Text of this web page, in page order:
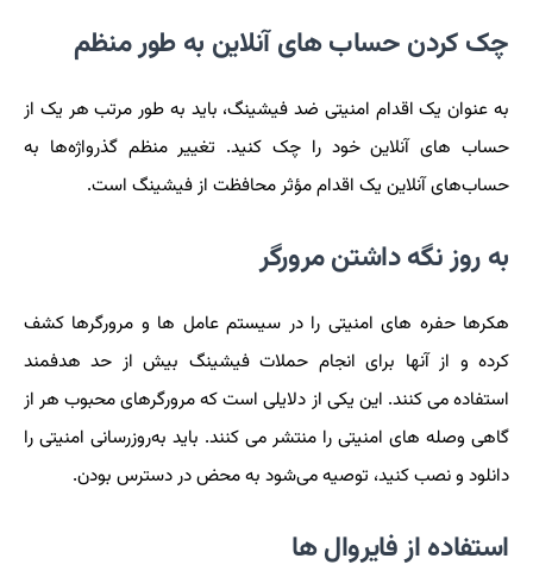
چک کردن حساب های آنلاین به طور منظم
به عنوان یک اقدام امنیتی ضد فیشینگ، باید به طور مرتب هر یک از
حساب های آنلاین خود را چک کنید. تغییر منظم گذرواژه‌ها به
حساب‌های آنلاین یک اقدام مؤثر محافظت از فیشینگ است.
به روز نگه داشتن مرورگر
هکرها حفره های امنیتی را در سیستم عامل ها و مرورگرها کشف
کرده و از آنها برای انجام حملات فیشینگ بیش از حد هدفمند
استفاده می کنند. این یکی از دلایلی است که مرورگرهای محبوب هر از
گاهی وصله های امنیتی را منتشر می کنند. باید به‌روزرسانی امنیتی را
دانلود و نصب کنید، توصیه می‌شود به محض در دسترس بودن.
استفاده از فایروال ها